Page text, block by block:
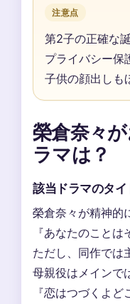
注意点
第2子の正確な
プライバシー保
子供の顔出しも
榮倉奈々
ラマは？
該当ドラマのタイ
榮倉奈々が精神的
『あなたのこと
ただし、同作では
母親役はメインで
『恋はつづくよ